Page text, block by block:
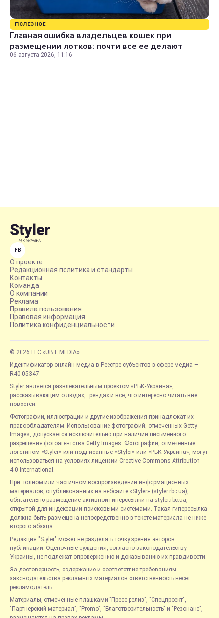
ПОЛЕЗНОЕ
Главная ошибка владельцев кошек при
размещении лотков: почти все ее делают
06 августа 2026, 11:16
FB
О проекте
Редакционная политика и стандарты
Контакты
Команда
О компании
Реклама
Правила пользования
Правовая информация
Политика конфиденциальности
© 2026 LLC «UBT MEDIA»
Идентификатор онлайн-медиа в Реестре субъектов в сфере медиа —
R40-05347
Styler является развлекательным проектом «РБК-Украина»,
рассказывающим о людях, трендах и всё, что интересно читать вне
новостей.
Фотографии, иллюстрации и другие изображения принадлежат их
правообладателям. Использование фотографий, отмеченных Getty
Images, допускается исключительно при наличии письменного
разрешения фотоагентства Getty Images. Фотографии, отмеченные
логотипом «Styler» или подписанные «Styler» или «РБК-Украина», могут
использоваться на условиях лицензии Creative Commons Attribution
4.0 International.
При полном или частичном воспроизведении информационных
материалов, опубликованных на вебсайте «Styler» (styler.rbc.ua),
обязательно размещение активной гиперссылки на styler.rbc.ua,
открытой для индексации поисковыми системами. Такая гиперссылка
должна быть размещена непосредственно в тексте материала не ниже
второго абзаца.
Редакция "Styler" может не разделять точку зрения авторов
публикаций. Оценочные суждения, согласно законодательству
Украины, не подлежат опровержению и доказыванию их правдивости.
За достоверность, содержание и соответствие требованиям
законодательства рекламных материалов ответственность несет
рекламодатель.
Материалы, отмеченные плашками "Пресс-релиз", "Спецпроект",
"Партнерский материал", "Promo", "Благотворительность" и "Резонанс",